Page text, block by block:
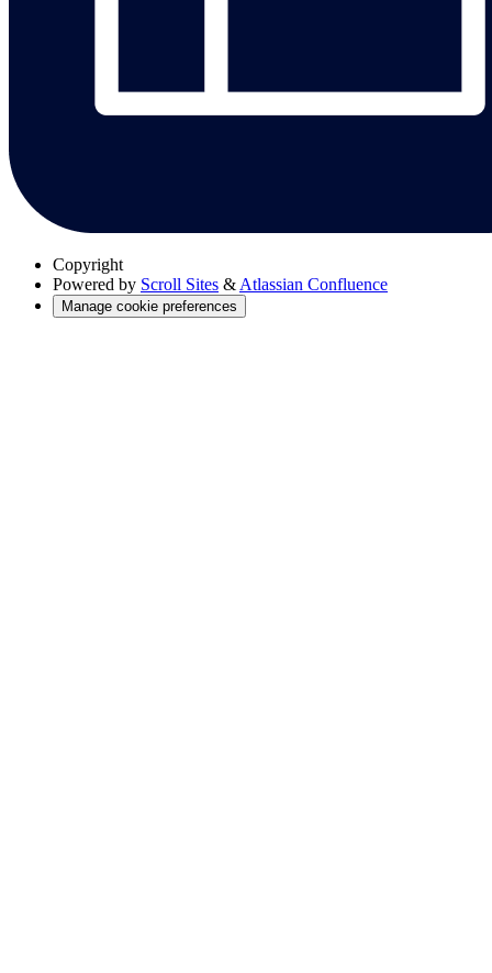
Copyright
Powered by Scroll Sites & Atlassian Confluence
Manage cookie preferences